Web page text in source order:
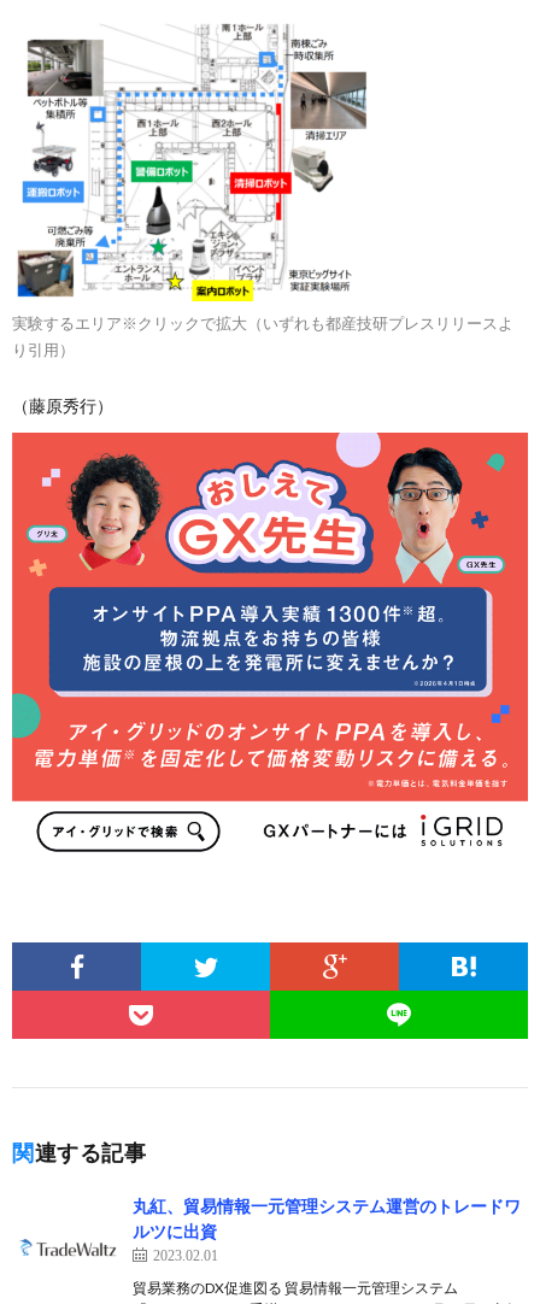
実験するエリア※クリックで拡大（いずれも都産技研プレスリリースよ
り引用）
（藤原秀行）
関連する記事
丸紅、貿易情報一元管理システム運営のトレードワ
ルツに出資
2023.02.01
貿易業務のDX促進図る 貿易情報一元管理システム